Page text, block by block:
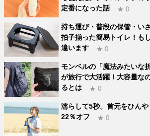
定番になった話
★ 0
持ち運び・普段の保管・い
拍子揃った簡易トイレ！も
違います
★ 0
モンベルの「魔法みたいな
が旅行で大活躍！大容量な
るとは
★ 0
濡らして5秒。首元をひん
22％オフ
★ 0